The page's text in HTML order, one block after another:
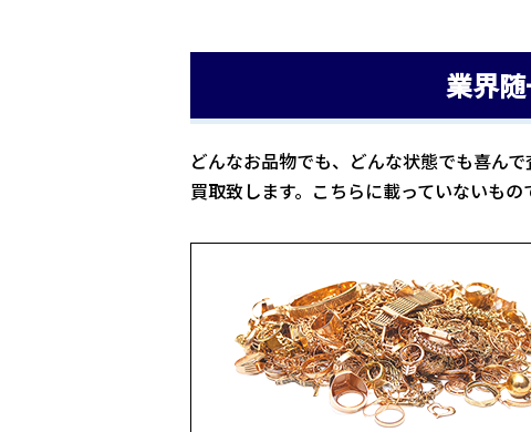
業界
どんなお品物でも、どんな状態でも喜ん
買取致します。こちらに載っていないもの